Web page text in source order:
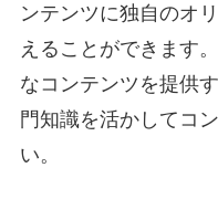
ンテンツに独自のオ
えることができます
なコンテンツを提供
門知識を活かしてコ
い。